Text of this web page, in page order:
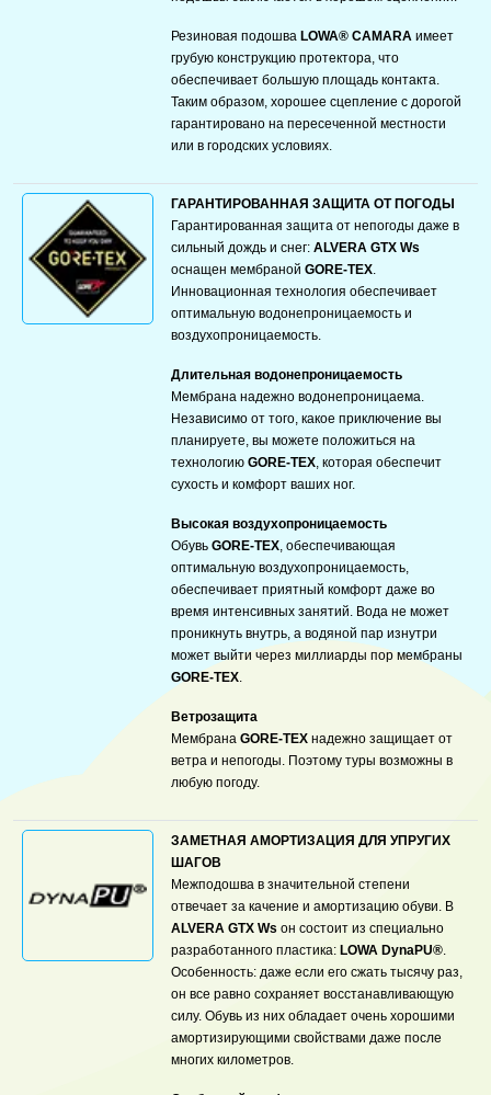
Резиновая подошва LOWA® CAMARA имеет
грубую конструкцию протектора, что
обеспечивает большую площадь контакта.
Таким образом, хорошее сцепление с дорогой
гарантировано на пересеченной местности
или в городских условиях.
ГАРАНТИРОВАННАЯ ЗАЩИТА ОТ ПОГОДЫ
Гарантированная защита от непогоды даже в
сильный дождь и снег: ALVERA GTX Ws
оснащен мембраной GORE-TEX.
Инновационная технология обеспечивает
оптимальную водонепроницаемость и
воздухопроницаемость.
Длительная водонепроницаемость
Мембрана надежно водонепроницаема.
Независимо от того, какое приключение вы
планируете, вы можете положиться на
технологию GORE-TEX, которая обеспечит
сухость и комфорт ваших ног.
Высокая воздухопроницаемость
Обувь GORE-TEX, обеспечивающая
оптимальную воздухопроницаемость,
обеспечивает приятный комфорт даже во
время интенсивных занятий. Вода не может
проникнуть внутрь, а водяной пар изнутри
может выйти через миллиарды пор мембраны
GORE-TEX.
Ветрозащита
Мембрана GORE-TEX надежно защищает от
ветра и непогоды. Поэтому туры возможны в
любую погоду.
ЗАМЕТНАЯ АМОРТИЗАЦИЯ ДЛЯ УПРУГИХ
ШАГОВ
Межподошва в значительной степени
отвечает за качение и амортизацию обуви. В
ALVERA GTX Ws он состоит из специально
разработанного пластика: LOWA DynaPU®.
Особенность: даже если его сжать тысячу раз,
он все равно сохраняет восстанавливающую
силу. Обувь из них обладает очень хорошими
амортизирующими свойствами даже после
многих километров.